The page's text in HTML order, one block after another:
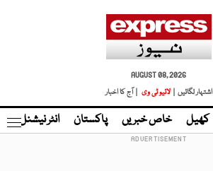
AUGUST 08, 2026
اشتہار لگائیں |
لائیو ٹی وی | آج کا اخبار
کھیل خاص خبریں پاکستان انٹر نیشنل